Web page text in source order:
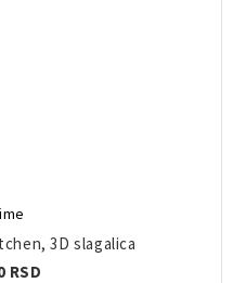
3D slagalica
RSD